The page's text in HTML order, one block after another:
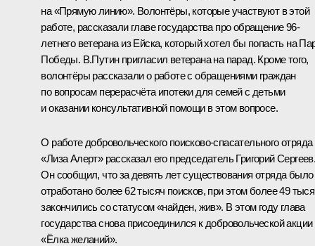
на «Прямую линию». Волонтёры, которые участвуют в этой
работе, рассказали главе государства про обращение 96-
летнего ветерана из Ейска, который хотел бы попасть на
Победы. В.Путин пригласил ветерана на парад. Кроме того,
волонтёры рассказали о работе с обращениями граждан
по вопросам перерасчёта ипотеки для семей с детьми
и оказании консультативной помощи в этом вопросе.
О работе добровольческого поисково-спасательного отряда
«Лиза Алерт» рассказал его председатель Григорий
Он сообщил, что за девять лет существования отряда было
отработано более 62 тысяч поисков, при этом более 49
закончились со статусом «найден, жив». В этом году глава
государства снова присоединился к добровольческой акции
«Ёлка желаний».